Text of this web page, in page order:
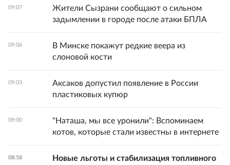
09:07
Жители Сызрани сообщают о сильном
задымлении в городе после атаки БПЛА
09:06
В Минске покажут редкие веера из
слоновой кости
09:03
Аксаков допустил появление в России
пластиковых купюр
09:00
"Наташа, мы все уронили": Вспоминаем
котов, которые стали известны в интернете
08:58
Новые льготы и стабилизация топливного